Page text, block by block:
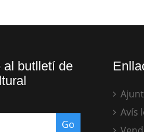
al butlletí de
Avís